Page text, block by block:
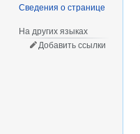
Сведения о странице
На других языках
Добавить ссылки